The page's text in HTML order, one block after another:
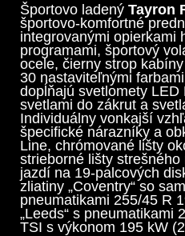
Športovo ladený Tayron
športovo-komfortné
integrovanými opierkami
programami, športový
ocele, čierny strop
30 nastaviteľnými
dopĺňajú svetlomety LED
svetlami do zákrut a
Individuálny vonkajší
špecifické nárazníky a
Line, chrómované lišty
strieborné lišty
jazdí na 19-palcových
zliatiny „Coventry“ so
pneumatikami 255/45 R
„Leeds“ s pneumatikami
TSI s výkonom 195 kW